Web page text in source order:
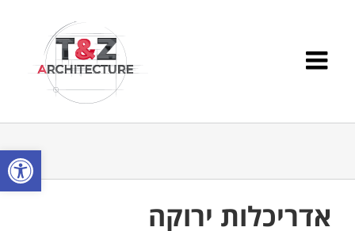
פתח
אדריכלות ירוקה